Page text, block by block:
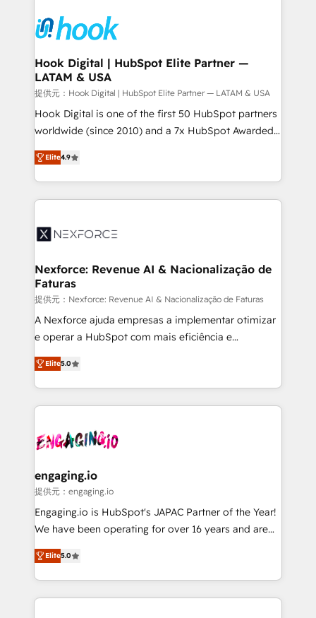
to accompany companies on their digital
transformation journey.
Data & Content 📈 Sales & Marketing Alignment +
Revenue Team Enablement 🤖 Breeze AI & Custom
Agent Creation 🔄 Custom Integrations & Data
Migration Why 1406 We become part of your team.
Your team learns while we build. We fix what others
broke. Built for mid-market reality—practical
solutions that work with your actual headcount and
HubSpot partners 🔄 Top 5% globally in client
retention 📅 8+ years of consistent results since 2017
move beyond spreadsheets into unified systems
Hook Digital | HubSpot Elite Partner —
LATAM & USA
提供元：Hook Digital | HubSpot Elite Partner — LATAM & USA
Hook Digital is one of the first 50 HubSpot partners
worldwide (since 2010) and a 7x HubSpot Awarded
Elite Partner. With 500+ projects across the U.S.,
Brazil, and LATAM, we combine global expertise with
regional experience. Today, we are Brazil’s largest
HubSpot Elite Partner—trusted by companies across
Implementation & Migration Onboarding across all
Station, Freshdesk, Intercom, and more. Custom
objects, automations, and integrations built for
growth. 🚀 AI-Driven GTM Orchestration Unify
HubSpot with LinkedIn, WhatsApp, email, paid
media, and AI voice to drive pipeline. 🤖 AI Custom
prospecting, follow-ups, service triage, and
knowledge retrieval—built in HubSpot. ⚡ Fast-Track
advanced optimization & adoption 📍 São Paulo, BR
• Des Moines, IA • New York, NY
Elite4.9
Nexforce: Revenue AI & Nacionalização de
Faturas
提供元：Nexforce: Revenue AI & Nacionalização de Faturas
A Nexforce ajuda empresas a implementar otimizar
e operar a HubSpot com mais eficiência e
previsibilidade de receita. Combinamos Revenue
Operations (RevOps) e Inteligência Artificial para
estruturar processos integrar sistemas organizar
dados e automatizar operações. O objetivo é
operacional de receita conectando equipes
Também somos distribuidores oficiais da HubSpot
e de mais de 150 softwares globais permitindo
contratar e pagar a HubSpot em reais com nota
fiscal no Brasil e gerar economia de até 50% na
Oferecemos ainda agentes de IA especializados em
HubSpot que automatizam tarefas executam rotinas
Elite5.0
engaging.io
提供元：engaging.io
Engaging.io is HubSpot's JAPAC Partner of the Year!
We have been operating for over 16 years and are
one of HubSpot's most experienced and technically
capable Agency Partners globally. We specialise in
complex CRM migrations, implementations,
integrations, custom CMS portal development,
Elite5.0